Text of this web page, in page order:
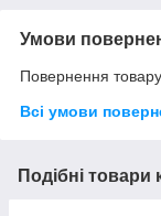
Умови
Повернення
Всі умови
Подібні товари